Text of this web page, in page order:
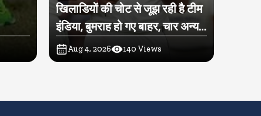
खिलाडियों की चोट से जूझ रही है टीम
इंडिया, बुमराह हो गए बाहर, चार अन्य
खिलाडी पर भी लटकी तलवार
Aug 4, 2026 140 Views